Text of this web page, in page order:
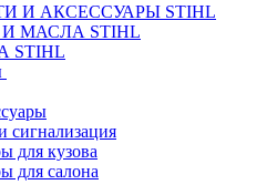
И АКСЕССУАРЫ STIHL
МАСЛА STIHL
STIHL
сигнализация
для кузова
для салона